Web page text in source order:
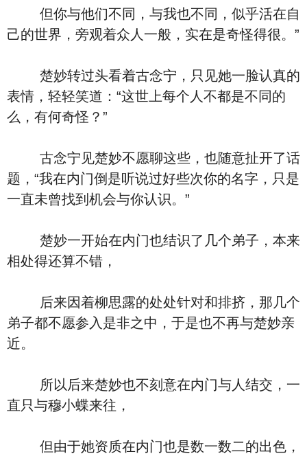
但你与他们不同，与我也不同，似乎活在自
己的世界，旁观着众人一般，实在是奇怪得很。”
楚妙转过头看着古念宁，只见她一脸认真的
表情，轻轻笑道：“这世上每个人不都是不同的
么，有何奇怪？”
古念宁见楚妙不愿聊这些，也随意扯开了话
题，“我在内门倒是听说过好些次你的名字，只是
一直未曾找到机会与你认识。”
楚妙一开始在内门也结识了几个弟子，本来
相处得还算不错，
后来因着柳思露的处处针对和排挤，那几个
弟子都不愿参入是非之中，于是也不再与楚妙亲
近。
所以后来楚妙也不刻意在内门与人结交，一
直只与穆小蝶来往，
但由于她资质在内门也是数一数二的出色，